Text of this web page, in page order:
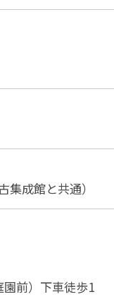
成館と共通）
前）下車徒歩1